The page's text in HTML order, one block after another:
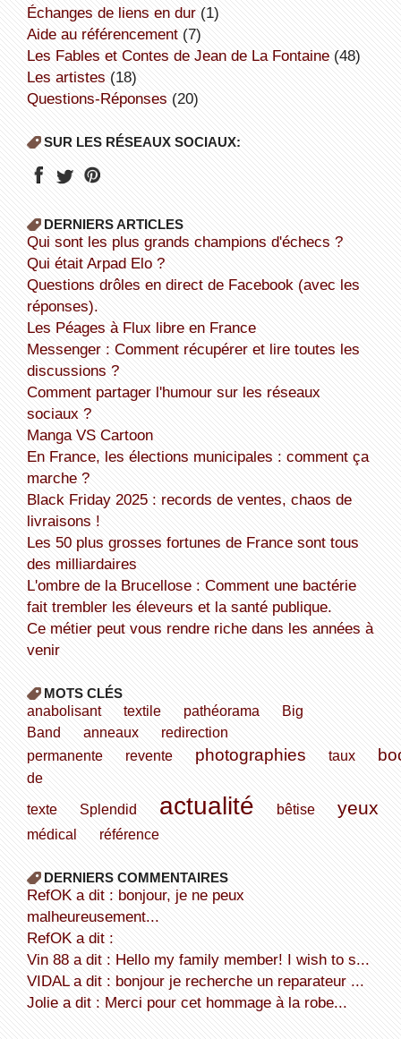
échanges de liens en dur(1)
aide au référencement(7)
Les Fables et Contes de Jean de La Fontaine(48)
Les artistes (18)
Questions-Réponses (20)
SUR LES RÉSEAUX SOCIAUX:
DERNIERS ARTICLES
Qui sont les plus grands champions d'échecs ?
Qui était Arpad Elo ?
Questions drôles en direct de Facebook (avec les
réponses).
Les Péages à Flux libre en France
Messenger : Comment récupérer et lire toutes les
discussions ?
Comment partager l'humour sur les réseaux
sociaux ?
Manga VS Cartoon
En France, les élections municipales : comment ça
marche ?
Black Friday 2025 : records de ventes, chaos de
livraisons !
Les 50 plus grosses fortunes de France sont tous
des milliardaires
L'ombre de la Brucellose : Comment une bactérie
fait trembler les éleveurs et la santé publique.
Ce métier peut vous rendre riche dans les années à
venir
MOTS CLÉS
anabolisant textile pathéorama
Big
Band
anneaux
redirection
permanente
revente photographies taux
de
texte
Splendid actualité bêtise yeux
médical
référence
DERNIERS COMMENTAIRES
refOK a dit : bonjour, je ne peux
malheureusement...
refOK a dit :
Vin 88 a dit : Hello my family member! I wish to s...
VIDAL a dit : bonjour je recherche un reparateur ...
Jolie a dit : Merci pour cet hommage à la robe...